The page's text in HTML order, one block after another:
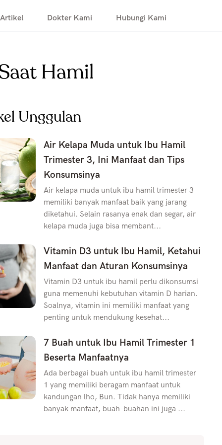
Artikel Dokter Kami Hubungi Kami
Hamil
Unggulan
Air Kelapa Muda untuk Ibu Hamil
Trimester 3, Ini Manfaat dan Tips
Konsumsinya
Air kelapa muda untuk ibu hamil trimester 3
memiliki banyak manfaat baik yang jarang
diketahui. Selain rasanya enak dan segar, air
kelapa muda juga bisa membant...
Vitamin D3 untuk Ibu Hamil, Ketahui
Manfaat dan Aturan Konsumsinya
Vitamin D3 untuk ibu hamil perlu dikonsumsi
guna memenuhi kebutuhan vitamin D harian.
Soalnya, vitamin ini memiliki manfaat yang
penting untuk mendukung kesehat...
7 Buah untuk Ibu Hamil Trimester 1
Beserta Manfaatnya
Ada berbagai buah untuk ibu hamil trimester
1 yang memiliki beragam manfaat untuk
kandungan lho, Bun. Tidak hanya memiliki
banyak manfaat, buah-buahan ini juga ...